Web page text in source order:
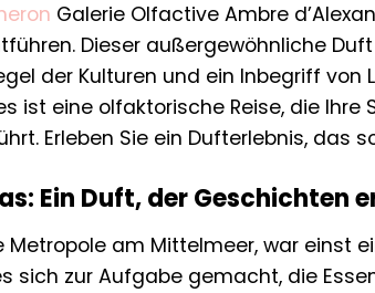
Galerie Olfactive Ambre
Dieser außergewöhnliche
der Kulturen und ein Inbegriff von
ist eine olfaktorische Reise, die Ihre
Erleben Sie ein Dufterlebnis, das
Ein Duft, der Geschichten
am Mittelmeer, war einst
sich zur Aufgabe gemacht, die